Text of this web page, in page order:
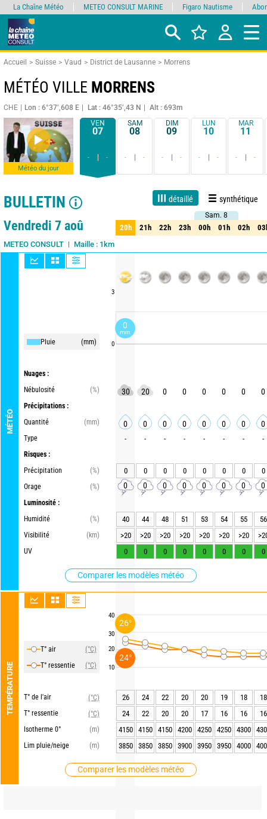
Accueil Suisse Vaud District de Lausanne Morrens
MÉTÉO VILLE MORRENS
CHE Lon : 6°37’,608 E Lat : 46°35’,43 N Alt : 693m
Météo du jour
VEN
07
- -
SAM
08
- -
DIM
09
- -
LUN
10
- -
MAR
11
- -
BULLETIN détaillé synthétique
1 jour 3 jours 7 jours 15 jours Fiabilité 90%
Vendredi 7 aoû
METEO CONSULT Maille : 1km
MÉTÉO
Pluie (mm)
Nuages :
Nébulosité
(%)
Précipitations :
Quantité
(mm)
Type
Risques :
Précipitation
(%)
Orage
(%)
Luminosité :
Humidité
(%)
Visibilité
(km)
UV
Comparer les modèles météo
TEMPÉRATURE
T° air
(°C)
T° ressentie
(°C)
T° de l'air
(°C)
T° ressentie
(°C)
Isotherme 0°
(m)
Lim pluie/neige
(m)
Comparer les modèles météo
3
0
40
30
20
10
Sam. 8
20h 21h 22h 23h 00h 01h 02h
Sam. 8
20h 21h 22h 23h 00h 01h 02h
30 20 0 0 0 0 0 0
0 0 0 0 0 0 0 0
- - - - - - - -
0 0 0 0 0 0 0 0
0 0 0 0 0 0 0 0
40 44 48 51 53 54 55
56
>20
>20 >20 >20 >20 >20 >20
0
0 0 0 0 0 0 0
26 24 22 20 20 19 18
18
24
22 20 20 17 16 16
16
4150
4150 4150 4200 4250 4250 4300
3850
3850 3850 3900 3950 3950 4000
La Chaîne Météo METEO CONSULT MARINE Figaro Nautisme
0
mm
26°
24°